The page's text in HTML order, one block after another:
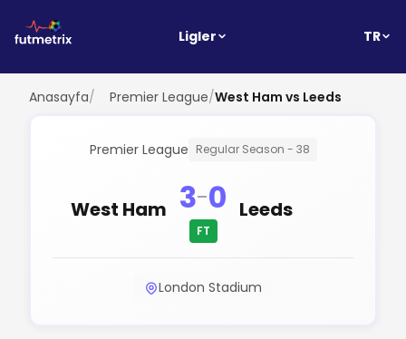
Ligler TR
Anasayfa/ Premier League/West Ham vs Leeds
Premier League Regular Season - 38
West Ham 3-0
FT
Leeds
London Stadium